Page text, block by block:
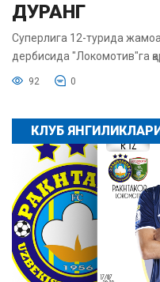
ДУРАНГ
Суперлига 12-турида
дербисида "Локомотив"га
92 0
КЛУБ ЯНГИЛИКЛАРИ